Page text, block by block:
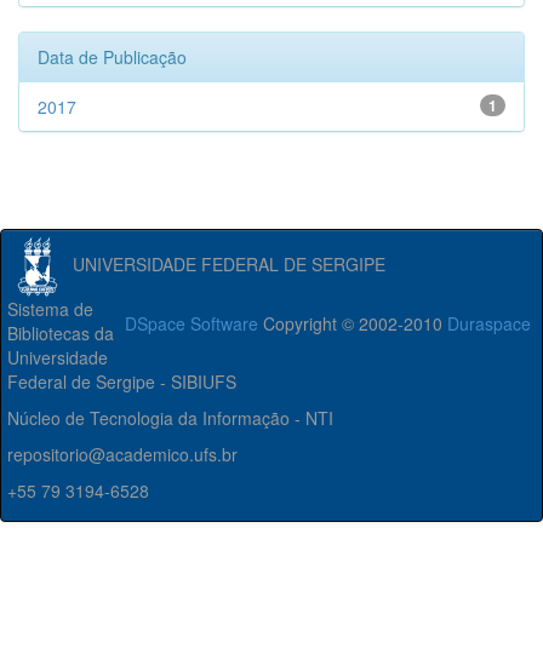
Data de Publicação
1
2017
UNIVERSIDADE FEDERAL DE SERGIPE
DSpace Software Copyright © 2002-2010 Duraspace
Sistema de
Bibliotecas da
Universidade
Federal de Sergipe - SIBIUFS
Núcleo de Tecnologia da Informação - NTI
repositorio@academico.ufs.br
+55 79 3194-6528